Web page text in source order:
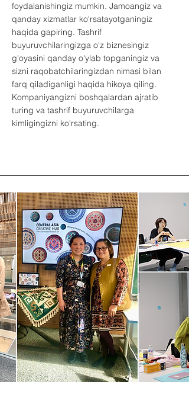
foydalanishingiz mumkin. Jamoangiz va
qanday xizmatlar ko'rsatayotganingiz
haqida gapiring. Tashrif
buyuruvchilaringizga o'z biznesingiz
g'oyasini qanday o'ylab topganingiz va
sizni raqobatchilaringizdan nimasi bilan
farq qiladiganligi haqida hikoya qiling.
Kompaniyangizni boshqalardan ajratib
turing va tashrif buyuruvchilarga
kimligingizni ko'rsating.